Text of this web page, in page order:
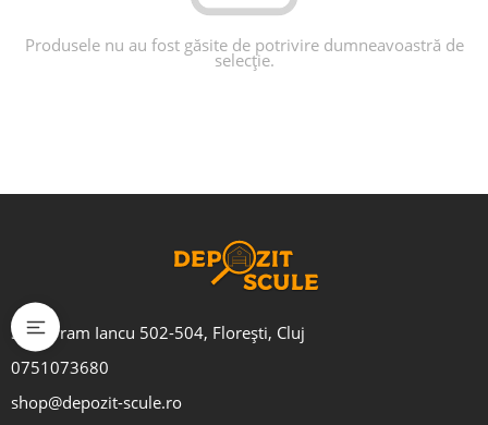
Produsele nu au fost găsite de potrivire dumneavoastră de
selecție.
Str. Avram Iancu 502-504, Florești, Cluj
0751073680
shop@depozit-scule.ro